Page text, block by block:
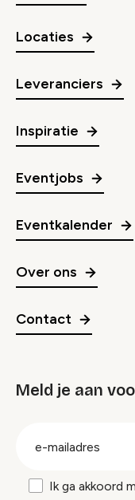
Locaties
Leveranciers
Inspiratie
Eventjobs
Eventkalender
Over ons
Contact
Meld je aan
Ik ga akkoord